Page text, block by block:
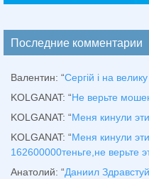
Последние комментарии
Валентин: “Сергій і на
KOLGANAT: “Не верьте
KOLGANAT: “Меня кинули
KOLGANAT: “Меня кинули
162600000теньге,не верьте
Анатолий: “Даниил